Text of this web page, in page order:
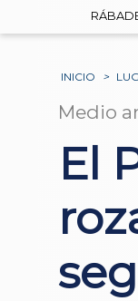
INICIO >
Medio
El